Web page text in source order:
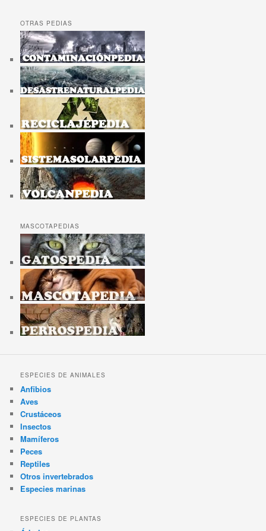
OTRAS PEDIAS
MASCOTAPEDIAS
ESPECIES DE ANIMALES
Anfibios
Aves
Crustáceos
Insectos
Mamíferos
Peces
Reptiles
Otros invertebrados
Especies marinas
ESPECIES DE PLANTAS